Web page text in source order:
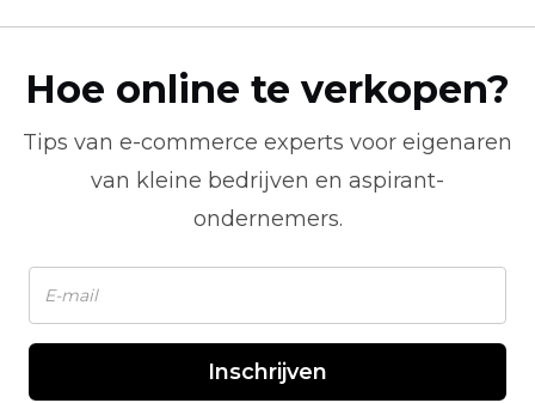
Hoe online te verkopen?
Tips van e-commerce experts voor eigenaren
van kleine bedrijven en aspirant-
ondernemers.
Inschrijven